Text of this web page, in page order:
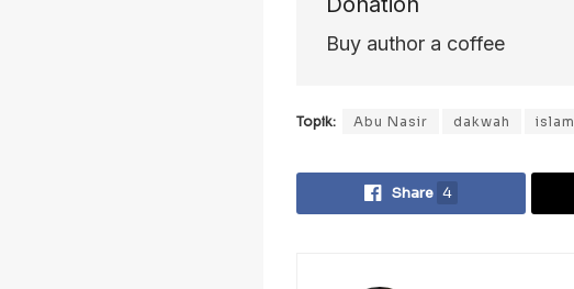
Buy author a coffee
Topik: Abu Nasir dakwah islam
Share 4